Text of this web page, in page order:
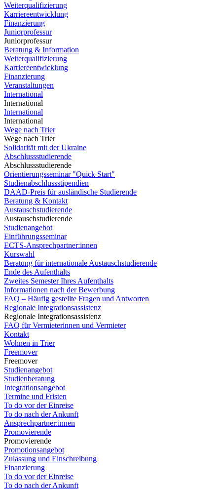
Weiterqualifizierung
Karriereentwicklung
Finanzierung
Juniorprofessur
Juniorprofessur
Beratung & Information
Weiterqualifizierung
Karriereentwicklung
Finanzierung
Veranstaltungen
International
International
International
International
Wege nach Trier
Wege nach Trier
Solidarität mit der Ukraine
Abschlussstudierende
Abschlussstudierende
Orientierungsseminar "Quick Start"
Studienabschlussstipendien
DAAD-Preis für ausländische Studierende
Beratung & Kontakt
Austauschstudierende
Austauschstudierende
Studienangebot
Einführungsseminar
ECTS-Ansprechpartner:innen
Kurswahl
Beratung für internationale Austauschstudierende
Ende des Aufenthalts
Zweites Semester Ihres Aufenthalts
Informationen nach der Bewerbung
FAQ – Häufig gestellte Fragen und Antworten
Regionale Integrationsassistenz
Regionale Integrationsassistenz
FAQ für Vermieterinnen und Vermieter
Kontakt
Wohnen in Trier
Freemover
Freemover
Studienangebot
Studienberatung
Integrationsangebot
Termine und Fristen
To do vor der Einreise
To do nach der Ankunft
Ansprechpartner:innen
Promovierende
Promovierende
Promotionsangebot
Zulassung und Einschreibung
Finanzierung
To do vor der Einreise
To do nach der Ankunft